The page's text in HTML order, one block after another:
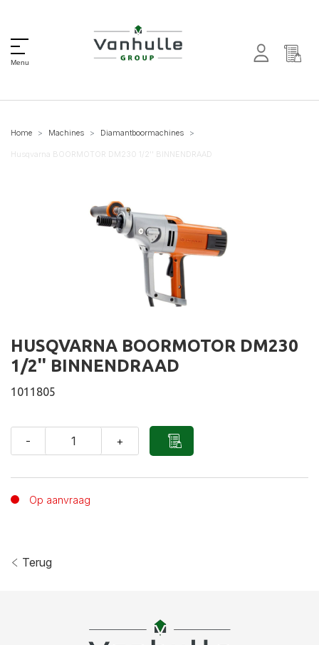
Menu
Home Machines Diamantboormachines
Husqvarna BOORMOTOR DM230 1/2'' BINNENDRAAD
HUSQVARNA BOORMOTOR DM230
1/2'' BINNENDRAAD
1011805
- +
Op aanvraag
Terug